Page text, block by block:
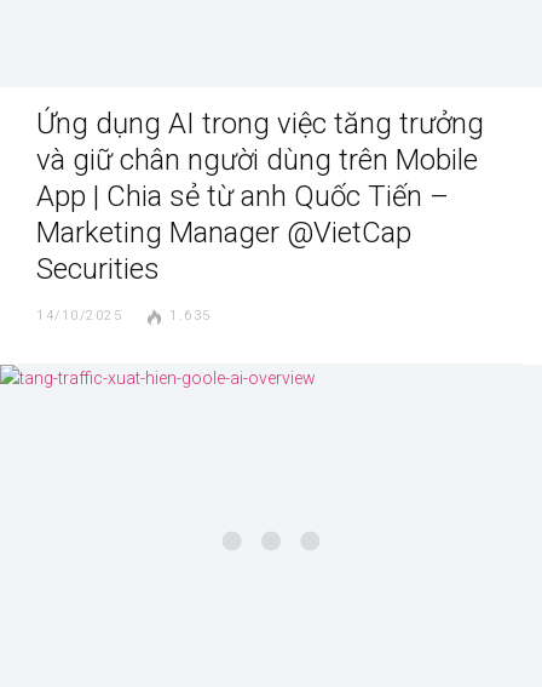
Ứng dụng AI trong việc tăng trưởng
và giữ chân người dùng trên Mobile
App | Chia sẻ từ anh Quốc Tiến –
Marketing Manager @VietCap
Securities
14/10/2025 1.635